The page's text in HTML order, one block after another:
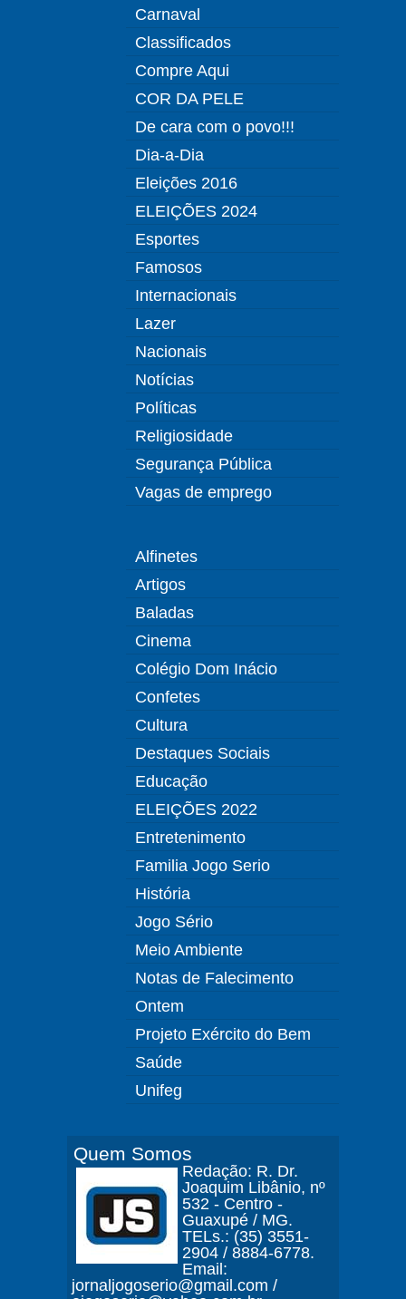
Carnaval
Classificados
Compre Aqui
COR DA PELE
De cara com o povo!!!
Dia-a-Dia
Eleições 2016
ELEIÇÕES 2024
Esportes
Famosos
Internacionais
Lazer
Nacionais
Notícias
Políticas
Religiosidade
Segurança Pública
Vagas de emprego
Alfinetes
Artigos
Baladas
Cinema
Colégio Dom Inácio
Confetes
Cultura
Destaques Sociais
Educação
ELEIÇÕES 2022
Entretenimento
Familia Jogo Serio
História
Jogo Sério
Meio Ambiente
Notas de Falecimento
Ontem
Projeto Exército do Bem
Saúde
Unifeg
Quem Somos
Redação: R. Dr.
Joaquim Libânio, nº
532 - Centro -
Guaxupé / MG.
TELs.: (35) 3551-
2904 / 8884-6778.
Email:
jornaljogoserio@gmail.com /